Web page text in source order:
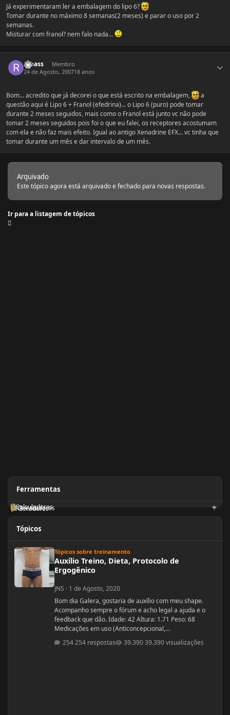
Já experimentaram ler a embalagem do lipo 6?
Tomar durante no máximo 8 semanas(2 meses) e parar o uso por 2
semanas.
Misturar com franol? nem falo nada...
rahass
Membro
24 de Agosto, 200718 anos
Bom... acredito que já decorei o que está escrito na embalagem,
a
questão aqui é Lipo 6 + Franol (efedrina)... o Lipo 6 (puro) pode tomar
durante 2 meses seguidos, mais como o Franol está junto vc não pode
tomar 2 meses seguidos pois foi o que eu falei, os receptores acostumam
com ela e não faz mais efeito. Igual ao antigo Xenadrine EFX... vc tinha que
tomar durante um mês e dar intervalo de um mês.
Arquivado
Este tópico agora está arquivado e fechado para novas respostas.
Ir para a listagem de tópicos
Ferramentas
Geradores
Orientadores
Calculadoras
Tópicos
Tópicos sobre treinamento
Auxílio Treino, Dieta, Protocolo de
Ergogênico
JNS · 1 de Agosto, 2020
Bom dia Galera, gostaria de auxílio com meu shape.
Acompanho sempre o fórum e acho legal a ajuda e o
feedback que dão. Idade: 42 Altura: 1.71 Peso: 68
Medicações em uso (Anticoncepcional,
antidepressivo,anti hipertensivo, etc...): nenhuma
Problemas de Saúde e história de cirurgias: nenhuma
254 respostas 39.390 visualizações